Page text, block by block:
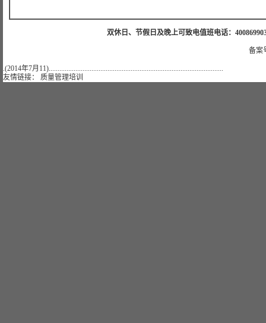
双休日、节假日及晚上可致电值班电话：
备案
.(2014年7月11)..................................................................................................
友情链接： 质量管理培训